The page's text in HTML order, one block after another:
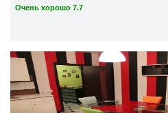
Очень хорошо 7.7